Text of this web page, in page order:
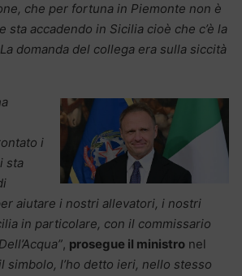
che per fortuna in Piemonte non è
sta accadendo in Sicilia cioè che c’è la
domanda del collega era sulla siccità
i
sta
aiutare i nostri allevatori, i nostri
in particolare, con il commissario
, prosegue il ministro nel
simbolo, l’ho detto ieri, nello stesso